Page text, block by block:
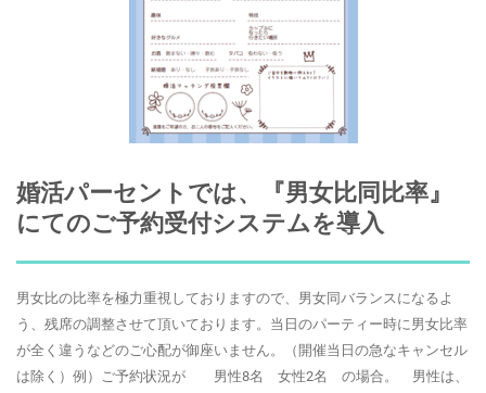
婚活パーセントでは、『男女比同比率』
にてのご予約受付システムを導入
男女比の比率を極力重視しておりますので、男女同バランスになるよ
う、残席の調整させて頂いております。当日のパーティー時に男女比率
が全く違うなどのご心配が御座いません。（開催当日の急なキャンセル
は除く）例）ご予約状況が 男性8名 女性2名 の場合。 男性は、